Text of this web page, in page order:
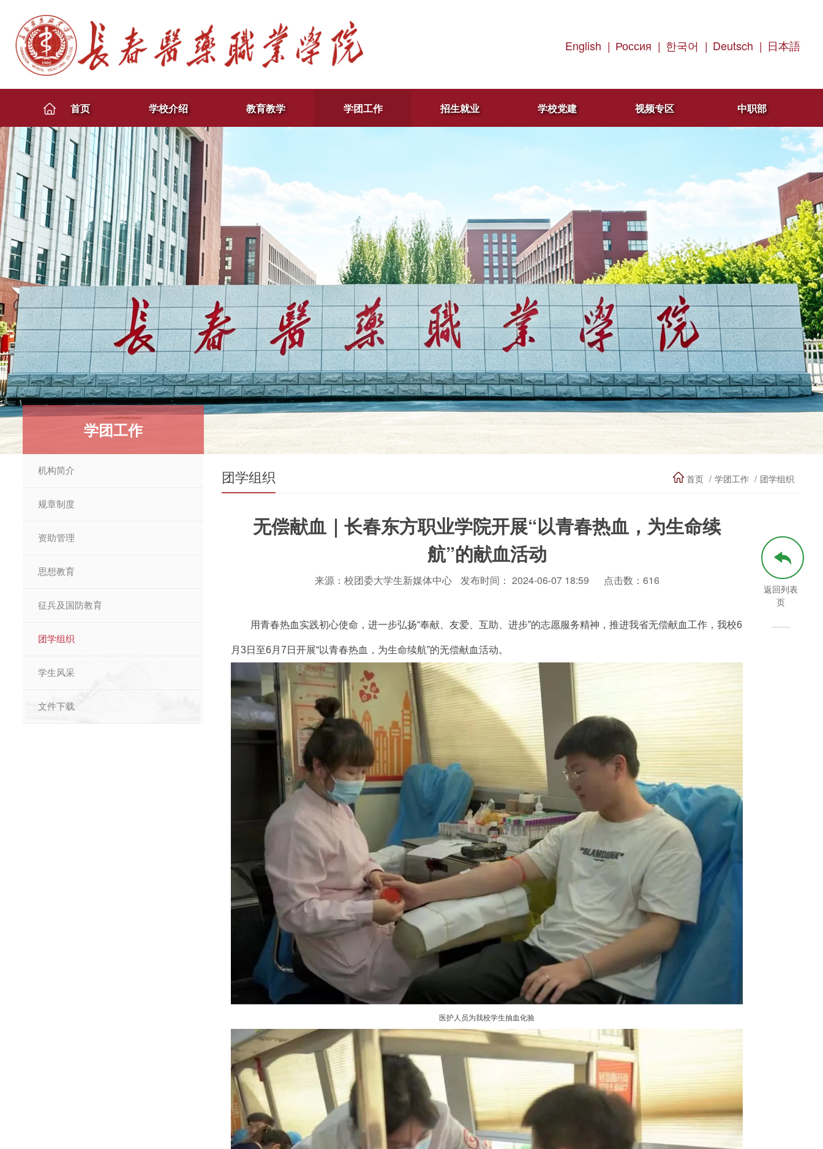
English | Россия | 한국어 | Deutsch | 日本語
首页 学校介绍 教育教学 学团工作 招生就业 学校党建 视频专区 中职部
学团工作
机构简介
规章制度
资助管理
思想教育
征兵及国防教育
团学组织
学生风采
文件下载
团学组织 首页 学团工作 团学组织
无偿献血｜长春东方职业学院开展“以青春热血，为生命续
航”的献血活动
来源：校团委大学生新媒体中心 发布时间： 2024-06-07 18:59 点击数： 616
用青春热血实践初心使命，进一步弘扬“奉献、友爱、互助、进步”的志愿服务精神，推进我省无偿献血工作，我校6
月3日至6月7日开展“以青春热血，为生命续航”的无偿献血活动。
医护人员为我校学生抽血化验
返回列表
页